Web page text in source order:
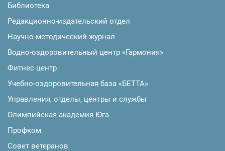
Библиотека
Редакционно-издательский отдел
Научно-методический журнал
Водно-оздоровительный центр «Гармония»
Фитнес центр
Учебно-оздоровительная база «БЕТТА»
Управления, отделы, центры и службы
Олимпийская академия Юга
Профком
Совет ветеранов